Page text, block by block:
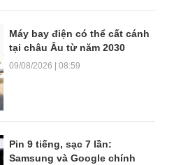
Máy bay điện có thể cất cánh
tại châu Âu từ năm 2030
09/08/2026 | 08:59
Pin 9 tiếng, sạc 7 lần:
Samsung và Google chính